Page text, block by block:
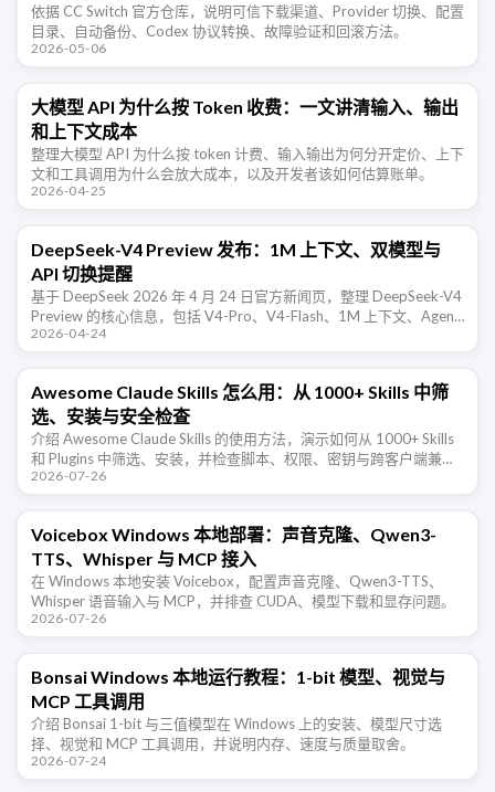
依据 CC Switch 官方仓库，说明可信下载渠道、Provider 切换、配置
目录、自动备份、Codex 协议转换、故障验证和回滚方法。
2026-05-06
大模型 API 为什么按 Token 收费：一文讲清输入、输出
和上下文成本
整理大模型 API 为什么按 token 计费、输入输出为何分开定价、上下
文和工具调用为什么会放大成本，以及开发者该如何估算账单。
2026-04-25
DeepSeek-V4 Preview 发布：1M 上下文、双模型与
API 切换提醒
基于 DeepSeek 2026 年 4 月 24 日官方新闻页，整理 DeepSeek-V4
Preview 的核心信息，包括 V4-Pro、V4-Flash、1M 上下文、Agent
优化，以及 …
2026-04-24
Awesome Claude Skills 怎么用：从 1000+ Skills 中筛
选、安装与安全检查
介绍 Awesome Claude Skills 的使用方法，演示如何从 1000+ Skills
和 Plugins 中筛选、安装，并检查脚本、权限、密钥与跨客户端兼容
性。
2026-07-26
Voicebox Windows 本地部署：声音克隆、Qwen3-
TTS、Whisper 与 MCP 接入
在 Windows 本地安装 Voicebox，配置声音克隆、Qwen3-TTS、
Whisper 语音输入与 MCP，并排查 CUDA、模型下载和显存问题。
2026-07-26
Bonsai Windows 本地运行教程：1-bit 模型、视觉与
MCP 工具调用
介绍 Bonsai 1-bit 与三值模型在 Windows 上的安装、模型尺寸选
择、视觉和 MCP 工具调用，并说明内存、速度与质量取舍。
2026-07-24